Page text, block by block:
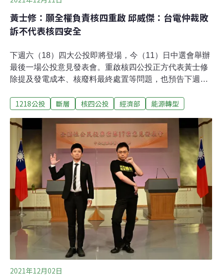
黃士修：願全權負責核四重啟 邱威傑：台電仲裁敗
訴不代表核四安全
下週六（18）四大公投即將登場，今（11）日中選會舉辦
最後一場公投意見發表會。重啟核四公投正方代表黃士修
除提及發電成本、核廢料最終處置等問題，也預告下週一
北市議員邱威傑則針對過去環評與地質調查相關程序提出
爆案例，質疑正方無視核安風險，只會粉飾太平。黃士修
稱核廢料變核燃料循環利用 預告將絕食挺核四黃士修首先
針對核能電價解釋，2020年核能發電（1.95元/度）之所以
會高於燃氣（1.91元/度）是因為核一、核二提前除役，等
於被強制縮短攤提年限；另外，核能在2016年一度成本高
達2.34元，也是由於反核團體要求室外乾貯改室內，才必
須多花300億成本。接著黃士修提核廢料處置，他表示，
目前除了瑞典和芬蘭，其他國家都不急著做最終處置，主
流作法是將核廢料做乾式貯存，之後再處理成新的核燃
料，「這叫循環經濟」
1218公投 斷層 核四公投 經濟部 能源轉型
2021年12月02日